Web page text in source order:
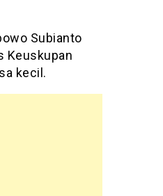
Subianto
Keuskupan
kecil.